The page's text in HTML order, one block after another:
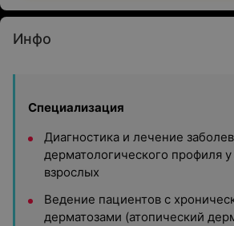
Инфо
Специализация
Диагностика и лечение
дерматологического профиля
взрослых
Ведение пациентов с
дерматозами (атопический